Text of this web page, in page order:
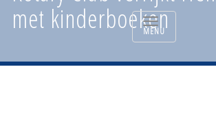
TOGGLE
NAVIGATION
met kinderboeken